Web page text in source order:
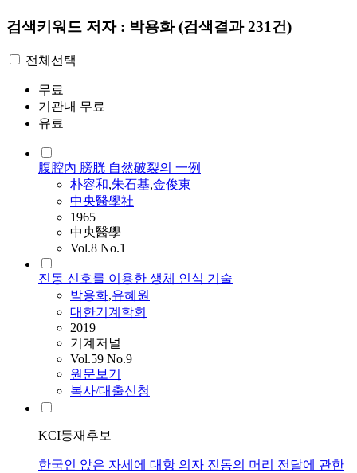
검색키워드 저자 : 박용화(검색결과 231건)
전체선택
무료
기관내 무료
유료
腹腔內 膀胱 自然破裂의 一例
朴容和,朱石基,金俊東
中央醫學社
1965
中央醫學
Vol.8 No.1
진동 신호를 이용한 생체 인식 기술
박용화,유혜원
대한기계학회
2019
기계저널
Vol.59 No.9
원문보기
복사/대출신청
KCI등재후보
한국인 앉은 자세에 대항 의자 진동의 머리 전달에 관한